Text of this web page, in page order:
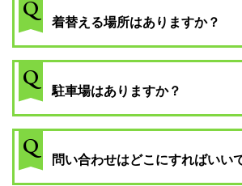
Q
着替える場所はありますか？
Q
駐車場はありますか？
Q
問い合わせはどこにすればいい